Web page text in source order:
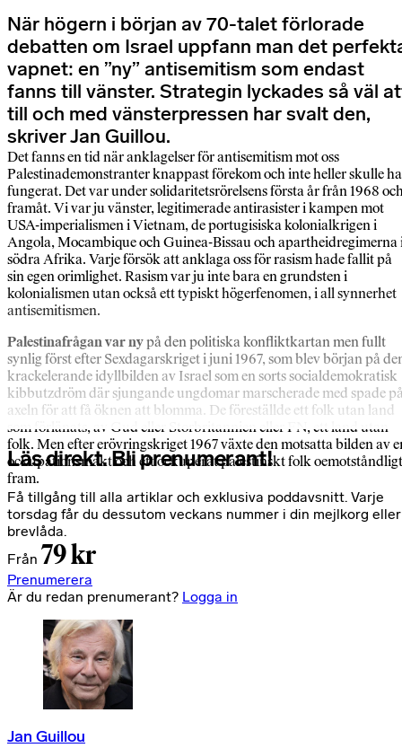
När högern i början av 70-talet förlorade
debatten om Israel uppfann man det
vapnet: en ”ny” antisemitism som endast
fanns till vänster. Strategin lyckades så väl
till och med vänsterpressen har svalt den,
skriver Jan Guillou.
Det fanns en tid när anklagelser för antisemitism mot oss
Palestinademonstranter knappast förekom och inte heller skulle ha
fungerat. Det var under solidaritetsrörelsens första år från 1968
framåt. Vi var ju vänster, legitimerade antirasister i kampen mot
USA-imperialismen i Vietnam, de portugisiska kolonialkrigen i
Angola, Mocambique och Guinea-Bissau och apartheidregimerna
södra Afrika. Varje försök att anklaga oss för rasism hade fallit på
sin egen orimlighet. Rasism var ju inte bara en grundsten i
kolonialismen utan också ett typiskt högerfenomen, i all synnerhet
antisemitismen.
Palestinafrågan var nypå den politiska konfliktkartan men fullt
synlig först efter Sexdagarskriget i juni 1967, som blev början på
krackelerande idyllbilden av Israel som en sorts socialdemokratisk
kibbutzdröm där sjungande ungdomar marscherade med spade
axeln för att få öknen att blomma. De föreställde ett folk utan land
som förlänats, av Gud eller Storbritannien eller FN, ett land utan
folk. Men efter erövringskriget 1967 växte den motsatta bilden av
ockupationsmakt och ett ockuperat palestinskt folk oemotståndligt
fram.
Läs direkt. Bli prenumerant!
Få tillgång till alla artiklar och exklusiva poddavsnitt. Varje
torsdag får du dessutom veckans nummer i din mejlkorg eller
brevlåda.
Från 79 kr
Prenumerera
Är du redan prenumerant? Logga in
Jan Guillou